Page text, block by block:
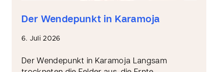
Der Wendepunkt in Karamoja
6. Juli 2026
Der Wendepunkt in Karamoja Langsam